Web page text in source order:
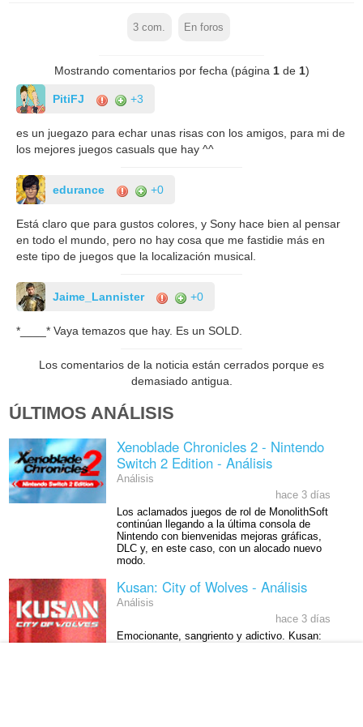
3 com. En foros
Mostrando comentarios por fecha (página 1de 1)
PitiFJ +3
es un juegazo para echar unas risas con los amigos, para mi de
los mejores juegos casuals que hay ^^
edurance +0
Está claro que para gustos colores, y Sony hace bien al pensar
en todo el mundo, pero no hay cosa que me fastidie más en
este tipo de juegos que la localización musical.
Jaime_Lannister +0
*____* Vaya temazos que hay. Es un SOLD.
Los comentarios de la noticia están cerrados porque es
demasiado antigua.
ÚLTIMOS ANÁLISIS
Xenoblade Chronicles 2 - Nintendo
Switch 2 Edition - Análisis
Análisis
hace 3 días
Los aclamados juegos de rol de MonolithSoft
continúan llegando a la última consola de
Nintendo con bienvenidas mejoras gráficas,
DLC y, en este caso, con un alocado nuevo
modo.
Kusan: City of Wolves - Análisis
Análisis
hace 3 días
Emocionante, sangriento y adictivo. Kusan: